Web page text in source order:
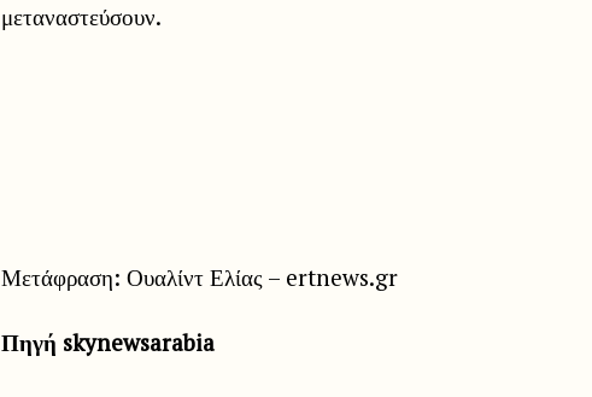
μεταναστεύσουν.
Μετάφραση: Ουαλίντ Ελίας – ertnews.gr
Πηγή skynewsarabia